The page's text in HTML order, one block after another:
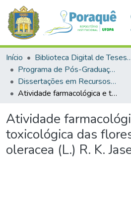
Início
Biblioteca Digital de
Programa de Pós-Graduação em Recursos Naturais da Amazônia (PPGRNA)
Dissertações em Recursos Naturais da Amazônia (Mestrado)
Atividade farmacológica e toxicológica das flores de Acmella oleracea (L.) R. K. Jasen
Atividade
toxicológica das
oleracea (L.) R. K.